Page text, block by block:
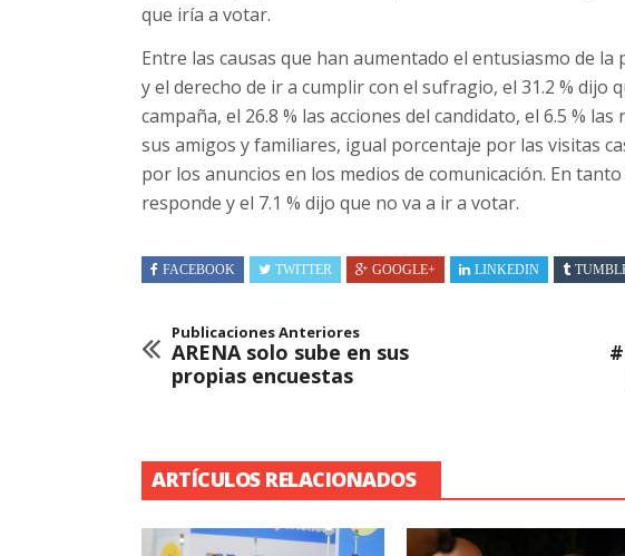
que iría a votar.
Entre las causas que han aumentado el entusiasmo de
y el derecho de ir a cumplir con el sufragio, el 31.2 % dijo
campaña, el 26.8 % las acciones del candidato, el 6.5 %
sus amigos y familiares, igual porcentaje por las visitas
por los anuncios en los medios de comunicación. En
responde y el 7.1 % dijo que no va a ir a votar.
FACEBOOK TWITTER GOOGLE+ LINKEDIN
Publicaciones Anteriores
ARENA solo sube en sus
propias encuestas
ARTÍCULOS RELACIONADOS